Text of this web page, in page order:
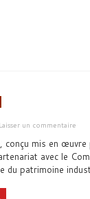
Laisser un commentaire
conçu mis en
avec le
du patrimoine